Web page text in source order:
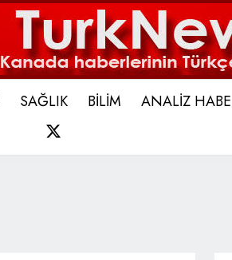
SAĞLIK BİLİM ANALİZ